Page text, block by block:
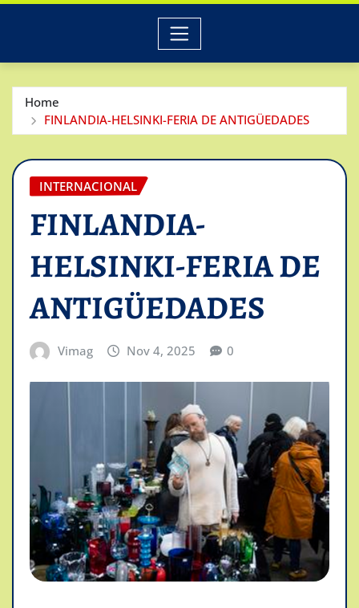
Home
FINLANDIA-HELSINKI-FERIA DE ANTIGÜEDADES
INTERNACIONAL
FINLANDIA-
HELSINKI-FERIA DE
ANTIGÜEDADES
Vimag Nov 4, 2025 0